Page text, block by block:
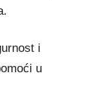
i
u